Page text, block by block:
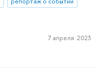
7 апреля 2023